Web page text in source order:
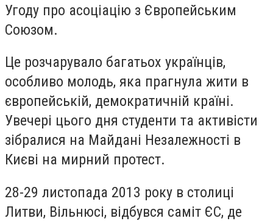
Угоду про асоціацію з Європейським
Союзом.
Це розчарувало багатьох українців,
особливо молодь, яка прагнула жити в
європейській, демократичній країні.
Увечері цього дня студенти та активісти
зібралися на Майдані Незалежності в
Києві на мирний протест.
28-29 листопада 2013 року в столиці
Литви, Вільнюсі, відбувся саміт ЄС, де